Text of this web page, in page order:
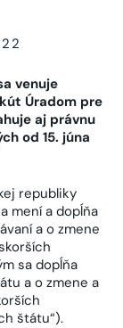
venuje
Úradom pre
aj právnu
od 15. júna
republiky
mení a dopĺňa
a o zmene
sa dopĺňa
a o zmene a
štátu“).